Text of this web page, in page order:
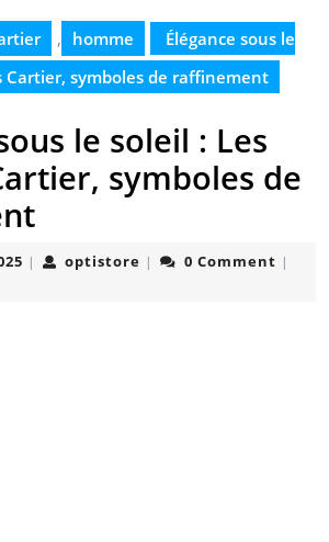
, homme
Élégance sous le
Cartier, symboles de raffinement
le soleil : Les
symboles de
28| optistore optistore
| 0 Comment |